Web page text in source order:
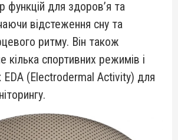
функцій для здоров’я та
відстеження сну та
ритму. Він також
кілька спортивних режимів і
EDA (Electrodermal Activity) для